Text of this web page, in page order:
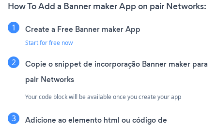
How To Add a Banner maker App on pair Networks:
Create a Free Banner maker App
Start for free now
Copie o snippet de incorporação Banner maker para
pair Networks
Your code block will be available once you create your app
Adicione ao elemento html ou código de